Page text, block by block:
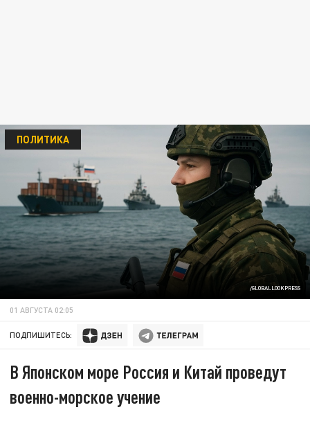
/GLOBALLOOKPRESS
ПОЛИТИКА
01 АВГУСТА 02:05
ПОДПИШИТЕСЬ:
В Японском море Россия и Китай проведут
военно-морское учение